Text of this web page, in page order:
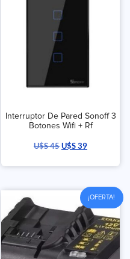
Interruptor De Pared Sonoff 3
Botones Wifi + Rf
U$S45U$S39
¡OFERTA!